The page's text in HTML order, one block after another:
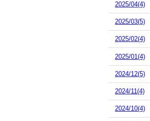
2025/04(4)
2025/03(5)
2025/02(4)
2025/01(4)
2024/12(5)
2024/11(4)
2024/10(4)